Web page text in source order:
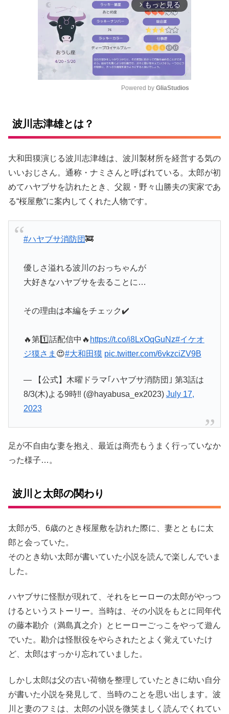
arrow_forward_ios もっと見る
e
Powered by GliaStudios
波川志津雄とは？
大和田獏演じる波川志津雄は、波川製材所を経営する気の
いいおじさん。通称・ナミさんと呼ばれている。太郎が初
めてハヤブサを訪れたとき、父親・野々山勝夫の実家であ
る“桜屋敷”に案内してくれた人物です。
#ハヤブサ消防団🚒
優しさ溢れる波川のおっちゃんが
大好きなハヤブサを去ることに…
その理由は本編をチェック✔️
🔥第1️⃣話配信中🔥 https://t.co/i8LxOqGuNz#イケオ
ジ獏さま 😍#大和田獏 pic.twitter.com/6vkzciZV9B
— 【公式】木曜ドラマ｢ハヤブサ消防団｣ 第3話は
8/3(木)よる9時‼︎ (@hayabusa_ex2023) July 17,
2023
足が不自由な妻を抱え、最近は商売もうまく行っていなか
った様子…。
波川と太郎の関わり
太郎が5、6歳のとき桜屋敷を訪れた際に、妻とともに太
郎と会っていた。
そのとき幼い太郎が書いていた小説を読んで楽しんでいま
した。
ハヤブサに怪獣が現れて、それをヒーローの太郎がやっつ
けるというストーリー。当時は、その小説をもとに同年代
の藤本勘介（満島真之介）とヒーローごっこをやって遊ん
でいた。勘介は怪獣役をやらされたとよく覚えていたけ
ど、太郎はすっかり忘れていました。
しかし太郎は父の古い荷物を整理していたときに幼い自分
が書いた小説を発見して、当時のことを思い出します。波
川と妻のフミは、太郎の小説を微笑ましく読んでくれてい